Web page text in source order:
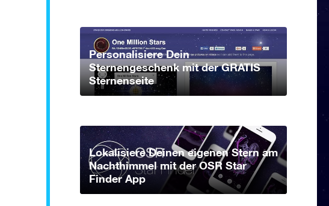
Personalisiere Dein
Sternengeschenk mit der GRATIS
Sternenseite
Lokalisiere Deinen eigenen Stern am
Nachthimmel mit der OSR Star
Finder App